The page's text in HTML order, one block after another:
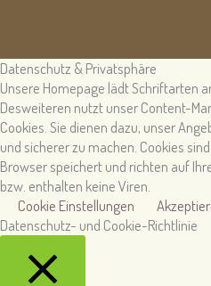
Datenschutz & Privatsphäre
Unsere Homepage lädt Schriftarten
Desweiteren nutzt unser Content-
Cookies. Sie dienen dazu, unser
und sicherer zu machen. Cookies
Browser speichert und richten auf
bzw. enthalten keine Viren.
Cookie Einstellungen
Datenschutz- und Cookie-Richtlinie